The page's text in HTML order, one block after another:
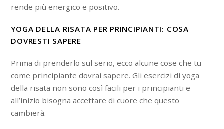
rende più energico e positivo.
YOGA DELLA RISATA PER PRINCIPIANTI: COSA
DOVRESTI SAPERE
Prima di prenderlo sul serio, ecco alcune cose che tu
come principiante dovrai sapere. Gli esercizi di yoga
della risata non sono così facili per i principianti e
all’inizio bisogna accettare di cuore che questo
cambierà.